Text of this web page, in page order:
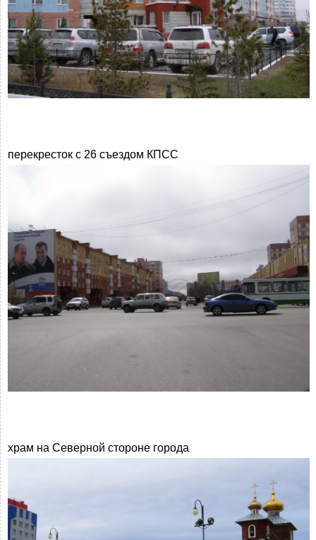
перекресток с 26 съездом КПСС
храм на Северной стороне города